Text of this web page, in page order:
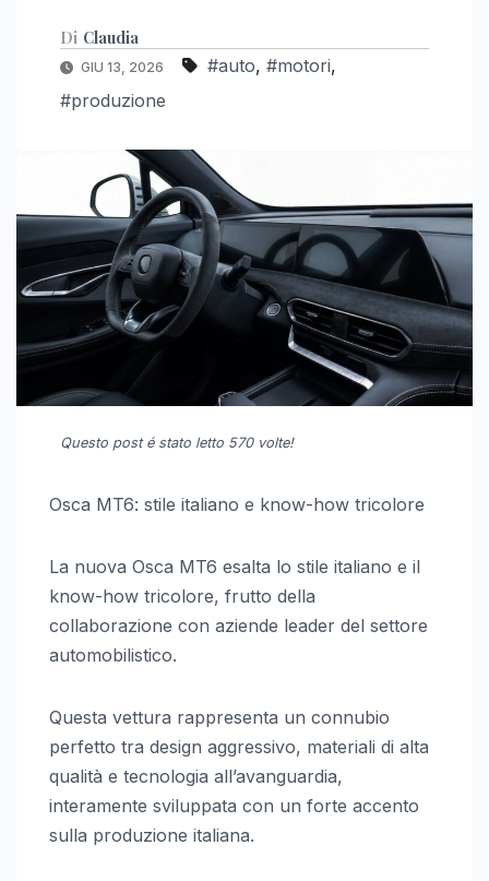
Di Claudia
GIU 13, 2026 #auto, #motori,
#produzione
Questo post é stato letto 570 volte!
Osca MT6: stile italiano e know-how tricolore
La nuova Osca MT6 esalta lo stile italiano e il
know-how tricolore, frutto della
collaborazione con aziende leader del settore
automobilistico.
Questa vettura rappresenta un connubio
perfetto tra design aggressivo, materiali di alta
qualità e tecnologia all’avanguardia,
interamente sviluppata con un forte accento
sulla produzione italiana.